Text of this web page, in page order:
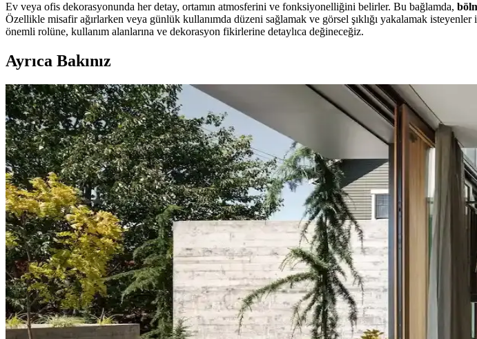
Ev veya ofis dekorasyonunda her detay, ortamın atmosferini ve fonksiyonelliğini belirler. Bu bağlamda,
Özellikle misafir ağırlarken veya günlük kullanımda düzeni sağlamak ve görsel şıklığı yakalamak
önemli rolüne, kullanım alanlarına ve dekorasyon fikirlerine detaylıca değineceğiz.
Ayrıca Bakınız
Koltuk ve Aksesuar Sandalyelerde Renk Uyumu ve Dekorasyonda Görsel Denge
Koltuk ve aksesuar sandalyelerde renk uyumsuzluğu görsel rekabete yol açabilir. Halı, perde, yastık ve
Duvar Rengiyle Uyumlu Perde Seçimi: Yeşil, Turuncu ve Kahverenginin Mekâna
Duvar rengine uyumlu perde seçimi, mekânın atmosferini belirler. Yeşil tonlar doğal sakinlik sunarken,
Yatak Odası Duvar Rengi Seçiminde Işık ve Tonların Önemi ve Etkileri
Yatak odası duvar renginin seçimi, ışık koşulları, zemin ve pencere yerleşimi gibi faktörlerle uyumlu
koşullarında test edilmelidir.
Kahvaltı Köşeleri İçin Sandalye Seçenekleri ve Dekorasyon İpuçları
Kahvaltı köşelerinde ahşap ve sentetik deri sandalyeler, dayanıklılık ve temizlik kolaylığı sunar. Minder ve
Perde Rengine Uyumlu Nevresim Seçimi: Renk ve Desenlerle Dekorasyonda Denge